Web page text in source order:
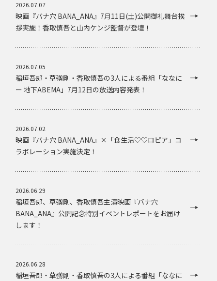
2026.07.07
映画『バナ穴 BANA_ANA』7月11日(土)公開御礼舞台挨
拶実施！香取慎吾と山内ケンジ監督が登壇！
2026.07.05
稲垣吾郎・草彅剛・香取慎吾の3人による番組「ななに
ー 地下ABEMA」7月12日の放送内容発表！
2026.07.02
映画『バナ穴 BANA_ANA』×「食生活♡♡ロピア」コ
ラボレーション実施決定！
2026.06.29
稲垣吾郎、草彅剛、香取慎吾主演映画『バナ穴
BANA_ANA』公開記念特別イベントレポートをお届け
します！
2026.06.28
稲垣吾郎・草彅剛・香取慎吾の3人による番組「ななに